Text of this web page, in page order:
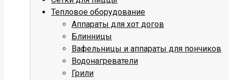
Тепловое оборудование
Аппараты для хот догов
Блинницы
Вафельницы и аппараты для пончиков
Водонагреватели
Грили